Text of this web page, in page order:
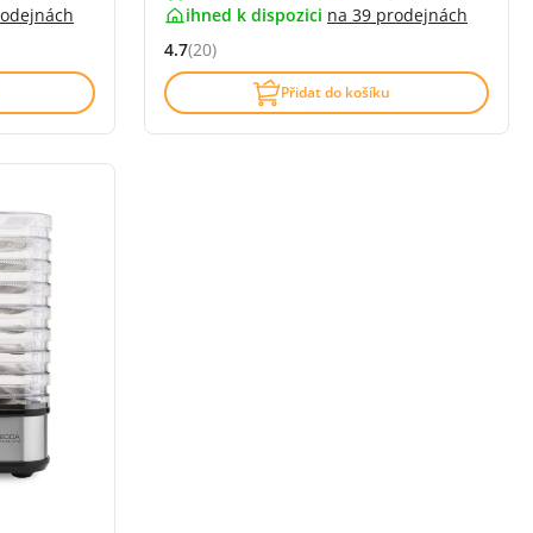
ihned k dispozici na 39 prodejnách
Hodnocení: 4.7 z 5 (20 recenzí)
4.7(20)
Přidat do košíku